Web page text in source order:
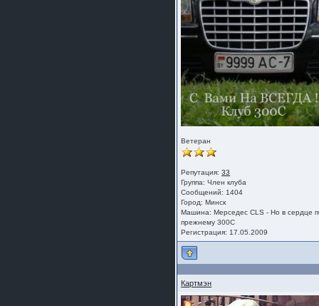
Ветеран
Репутация:33
Группа:Член клуба
Сообщений: 1404
Город: Минск
Машина: Мерседес CLS - Но в сердце
прежнему 300С
Регистрация: 17.05.2009
Картмэн